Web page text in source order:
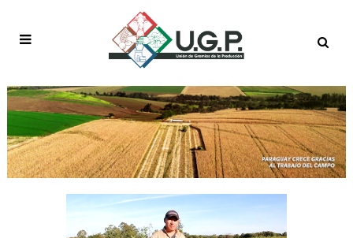
AGRICULTURA
SUSTENTABLE TAG